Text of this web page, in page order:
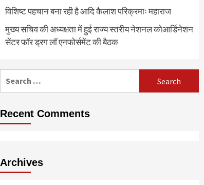
विशिष्ट पहचान बना रही है आदि कैलाश परिक्रमाः महाराज
मुख्य सचिव की अध्यक्षता में हुई राज्य स्तरीय नेशनल कोआर्डिनेशन
सेंटर फॉर ड्रग लॉ एनफोर्समेंट की बैठक
Recent Comments
Archives